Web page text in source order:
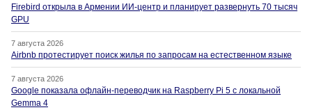
Firebird открыла в Армении ИИ-центр и планирует развернуть 70 тысяч
GPU
7 августа 2026
Airbnb протестирует поиск жилья по запросам на естественном языке
7 августа 2026
Google показала офлайн-переводчик на Raspberry Pi 5 с локальной
Gemma 4